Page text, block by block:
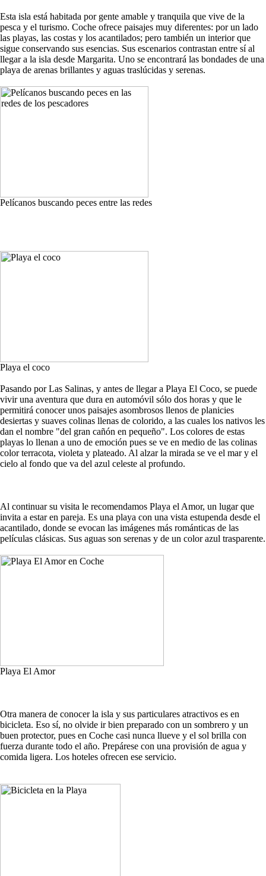
Esta isla está habitada por gente amable y tranquila que vive de la
pesca y el turismo. Coche ofrece paisajes muy diferentes: por un lado
las playas, las costas y los acantilados; pero también un interior que
sigue conservando sus esencias. Sus escenarios contrastan entre sí al
llegar a la isla desde Margarita. Uno se encontrará las bondades de una
playa de arenas brillantes y aguas traslúcidas y serenas.
Pelícanos buscando peces entre las redes
Playa el coco
Pasando por Las Salinas, y antes de llegar a Playa El Coco, se puede
vivir una aventura que dura en automóvil sólo dos horas y que le
permitirá conocer unos paisajes asombrosos llenos de planicies
desiertas y suaves colinas llenas de colorido, a las cuales los nativos les
dan el nombre "del gran cañón en pequeño". Los colores de estas
playas lo llenan a uno de emoción pues se ve en medio de las colinas
color terracota, violeta y plateado. Al alzar la mirada se ve el mar y el
cielo al fondo que va del azul celeste al profundo.
Al continuar su visita le recomendamos Playa el Amor, un lugar que
invita a estar en pareja. Es una playa con una vista estupenda desde el
acantilado, donde se evocan las imágenes más románticas de las
películas clásicas. Sus aguas son serenas y de un color azul trasparente.
Playa El Amor
Otra manera de conocer la isla y sus particulares atractivos es en
bicicleta. Eso sí, no olvide ir bien preparado con un sombrero y un
buen protector, pues en Coche casi nunca llueve y el sol brilla con
fuerza durante todo el año. Prepárese con una provisión de agua y
comida ligera. Los hoteles ofrecen ese servicio.